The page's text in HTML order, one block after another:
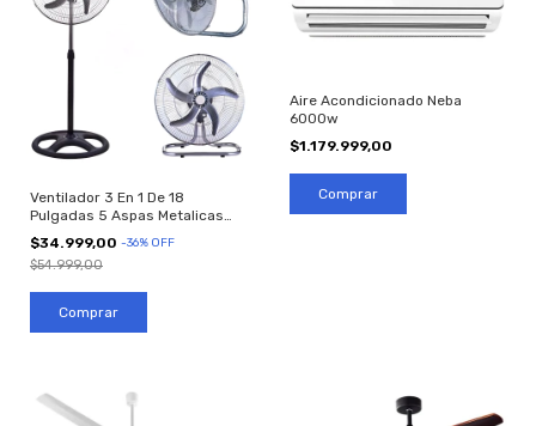
Ventilador 3 En 1 De 18
Pulgadas 5 Aspas Metalicas
$34.999,00 -36% OFF
$54.999,00
Aire Acondicionado Neba
6000w
$1.179.999,00